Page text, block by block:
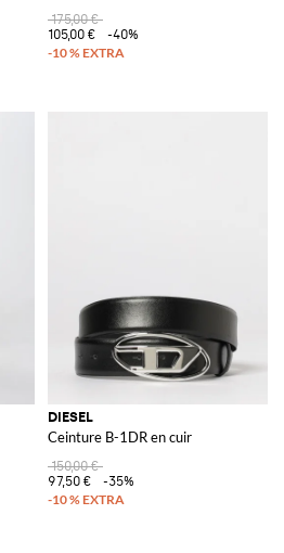
175,00 €
105,00 €
-40%
DIESEL
Ceinture B-1DR en cuir
150,00 €
97,50 €
-35%